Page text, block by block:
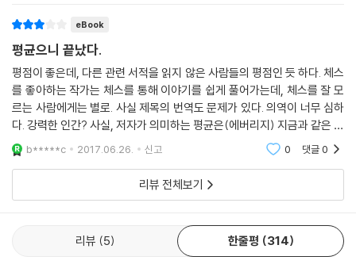
조차 이용할 수 없는 빈곤층 역시 늘어날 것이다. 세금 인상과 보조금 인하
로 예산의 균형을 맞추는 것이 아니라 많은 근로자의 실질임금을 떨어뜨리
는 쪽을 택할 것이며 이에 따라 새로운 최하층 계급이 생길 것이다. 더구나
이를 멈출 방법을 알아내지 못할 것이다. 그러나 미국사회는 전반적인 노
령화, 저렴한 오락거리의 급증과 더불어 평화로운 시기를 보낼 것이다. 심
지어 자본주의에 의해 탄생했지만, 카를 마르크스의 공산주의 이상향처럼
느껴질 만큼 저렴하거나 무료인 오락거리가 가득한 시기가 올지도 모른다.
이는 힘든 상황이 거의 끝났음을 보여주는 빛이다. 그러나 그런 시기는 이
책에서 이야기한 미래보다도 훨씬 시간이 흐른 뒤에 찾아올 것이다.
--- pp.372-373
eBook
평균으니 끝났다.
평점이 좋은데, 다른 관련 서적을 읽지 않은 사람들의 평점인 듯 하다. 체스
를 좋아하는 작가는 체스를 통해 이야기를 쉽게 풀어가는데, 체스를 잘 모
르는 사람에게는 별로. 사실 제목의 번역도 문제가 있다. 의역이 너무 심하
다. 강력한 인간? 사실, 저자가 의미하는 평균은(에버리지) 지금과 같은 직
업 체계의 종식을 의미한다. 그런데, 저다는 보수도 진보도 아니라고 하면
서 뉘앙스
b*****c 2017.06.26. 신고 0 댓글0
리뷰 전체보기
리뷰 5 한줄평 314